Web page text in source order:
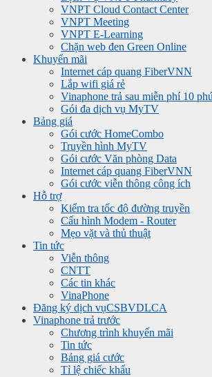
VNPT Cloud Contact Center
VNPT Meeting
VNPT E-Learning
Chặn web đen Green Online
Khuyến mãi
Internet cáp quang FiberVNN
Lắp wifi giá rẻ
Vinaphone trả sau miễn phí 10
Gói đa dịch vụ MyTV
Bảng giá
Gói cước HomeCombo
Truyền hình MyTV
Gói cước Văn phòng Data
Internet cáp quang FiberVNN
Gói cước viễn thông công ích
Hỗ trợ
Kiểm tra tốc độ đường truyền
Cấu hình Modem - Router
Mẹo vặt và thủ thuật
Tin tức
Viễn thông
CNTT
Các tin khác
VinaPhone
Đăng ký dịch vụCSBVDLCA
Vinaphone trả trước
Chương trình khuyến mãi
Tin tức
Bảng giá cước
Tỉ lệ chiếc khấu